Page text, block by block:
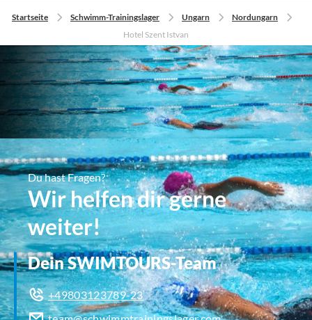
Startseite Schwimm-Trainingslager Ungarn
Nordungarn
Hotel Szent Istvan
Du hast Fragen?
Wir helfen dir gerne
weiter!
Dein SWIMTOURS-Team
+49803123789-23